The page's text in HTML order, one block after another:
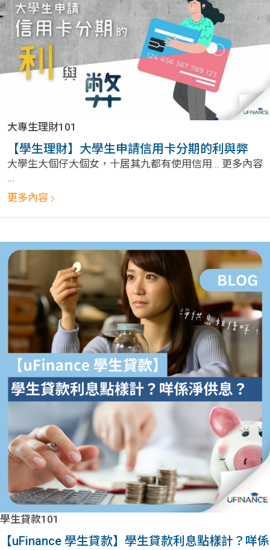
大專生理財101
【學生理財】大學生申請信用卡分期的利與弊
大學生大個仔大個女，十居其九都有使用信用... 更多內容
...
更多內容
學生貸款101
【uFinance 學生貸款】學生貸款利息點樣計？咩係